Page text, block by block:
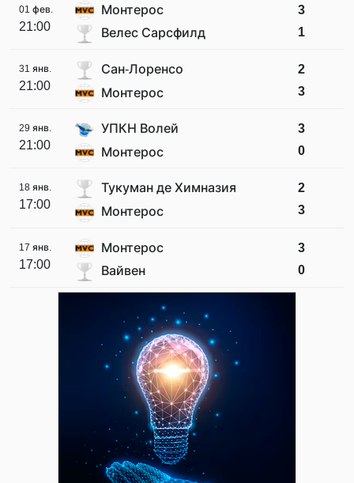
01 фев.
21:00
Монтерос
Велес Сарсфилд
3
1
31 янв.
21:00
Сан-Лоренсо
Монтерос
2
3
29 янв.
21:00
УПКН Волей
Монтерос
3
0
18 янв.
17:00
Тукуман де Химназия
Монтерос
2
3
17 янв.
17:00
Монтерос
Вайвен
3
0